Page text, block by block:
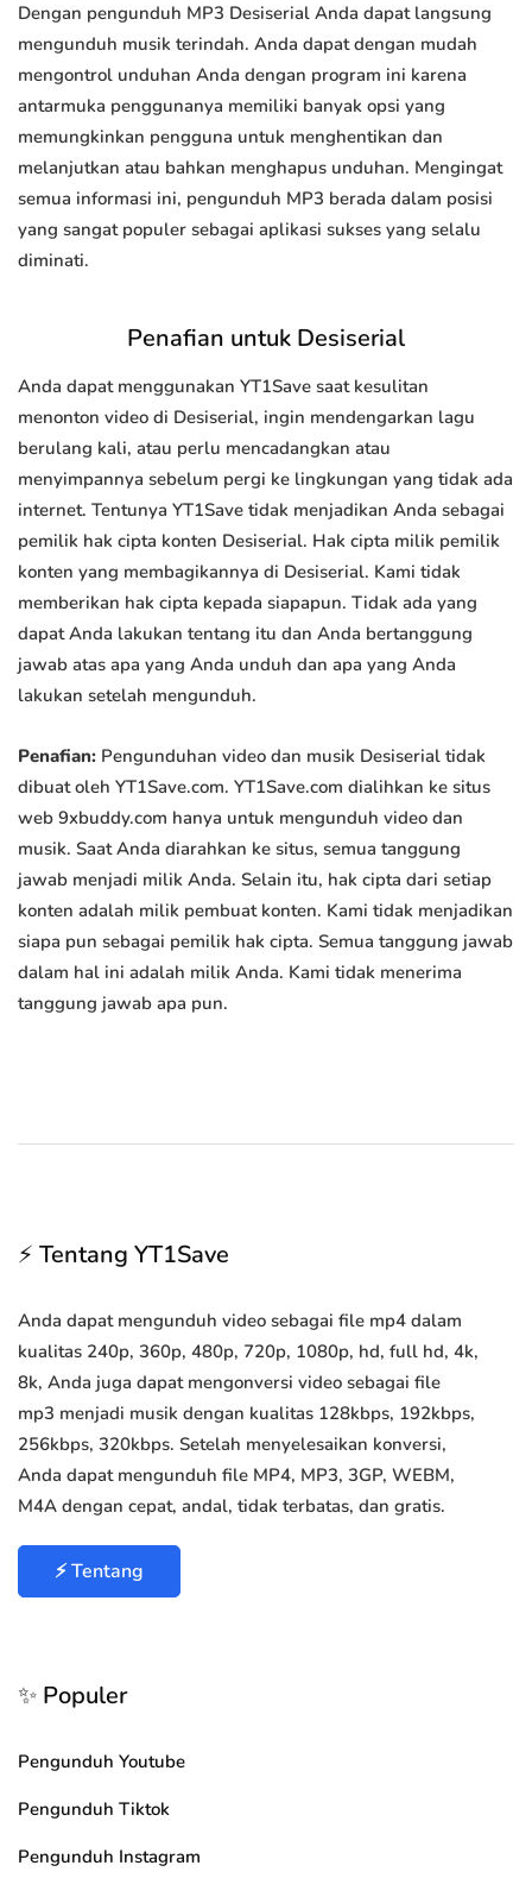
Dengan pengunduh MP3 Desiserial Anda dapat langsung
mengunduh musik terindah. Anda dapat dengan mudah
mengontrol unduhan Anda dengan program ini karena
antarmuka penggunanya memiliki banyak opsi yang
memungkinkan pengguna untuk menghentikan dan
melanjutkan atau bahkan menghapus unduhan. Mengingat
semua informasi ini, pengunduh MP3 berada dalam posisi
yang sangat populer sebagai aplikasi sukses yang selalu
diminati.
Penafian untuk Desiserial
Anda dapat menggunakan YT1Save saat kesulitan
menonton video di Desiserial, ingin mendengarkan lagu
berulang kali, atau perlu mencadangkan atau
menyimpannya sebelum pergi ke lingkungan yang tidak ada
internet. Tentunya YT1Save tidak menjadikan Anda sebagai
pemilik hak cipta konten Desiserial. Hak cipta milik pemilik
konten yang membagikannya di Desiserial. Kami tidak
memberikan hak cipta kepada siapapun. Tidak ada yang
dapat Anda lakukan tentang itu dan Anda bertanggung
jawab atas apa yang Anda unduh dan apa yang Anda
lakukan setelah mengunduh.
Penafian: Pengunduhan video dan musik Desiserial tidak
dibuat oleh YT1Save.com. YT1Save.com dialihkan ke situs
web 9xbuddy.com hanya untuk mengunduh video dan
musik. Saat Anda diarahkan ke situs, semua tanggung
jawab menjadi milik Anda. Selain itu, hak cipta dari setiap
konten adalah milik pembuat konten. Kami tidak menjadikan
siapa pun sebagai pemilik hak cipta. Semua tanggung jawab
dalam hal ini adalah milik Anda. Kami tidak menerima
tanggung jawab apa pun.
⚡ Tentang YT1Save
Anda dapat mengunduh video sebagai file mp4 dalam
kualitas 240p, 360p, 480p, 720p, 1080p, hd, full hd, 4k,
8k, Anda juga dapat mengonversi video sebagai file
mp3 menjadi musik dengan kualitas 128kbps, 192kbps,
256kbps, 320kbps. Setelah menyelesaikan konversi,
Anda dapat mengunduh file MP4, MP3, 3GP, WEBM,
M4A dengan cepat, andal, tidak terbatas, dan gratis.
⚡ Tentang
✨ Populer
Pengunduh Youtube
Pengunduh Tiktok
Pengunduh Instagram